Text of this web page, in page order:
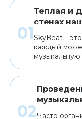
Теплая и
стенах
SkyBeat –
каждый
Часто